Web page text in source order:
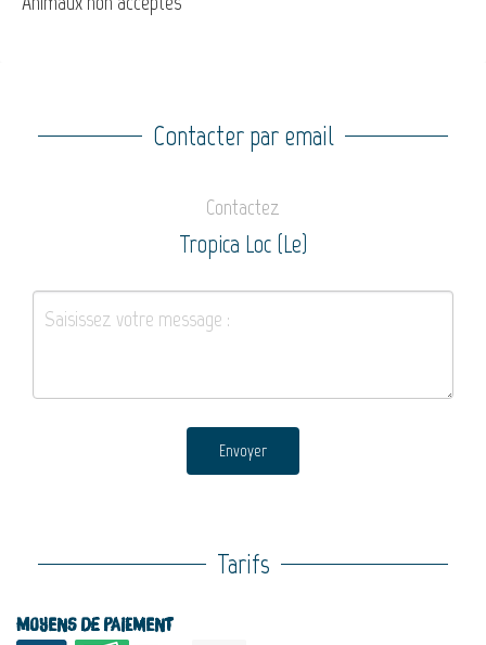
Contacter par email
Contactez
Tropica Loc (Le)
Envoyer
Tarifs
Moyens de paiement